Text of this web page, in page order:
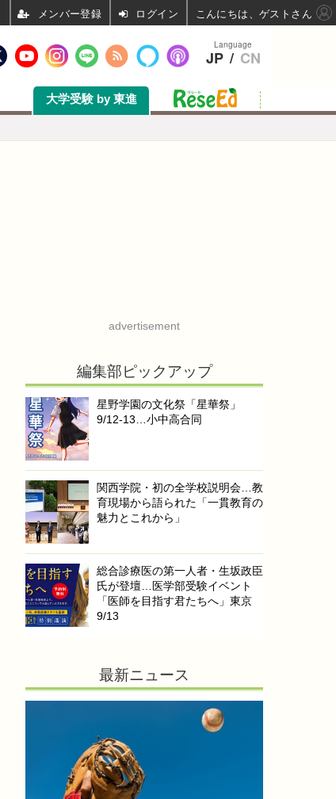
大学受験 by 東進
advertisement
編集部ピックアップ
星野学園の文化祭「星華祭」
9/12-13…小中高合同
関西学院・初の全学校説明会…教
育現場から語られた「一貫教育の
魅力とこれから」
総合診療医の第一人者・生坂政臣
氏が登壇…医学部受験イベント
「医師を目指す君たちへ」東京
9/13
最新ニュース
Language
JP / CN
ログイン こんにちは、ゲストさん